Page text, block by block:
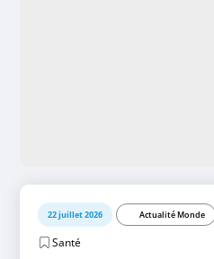
22 juillet 2026 Actualité Monde
Santé